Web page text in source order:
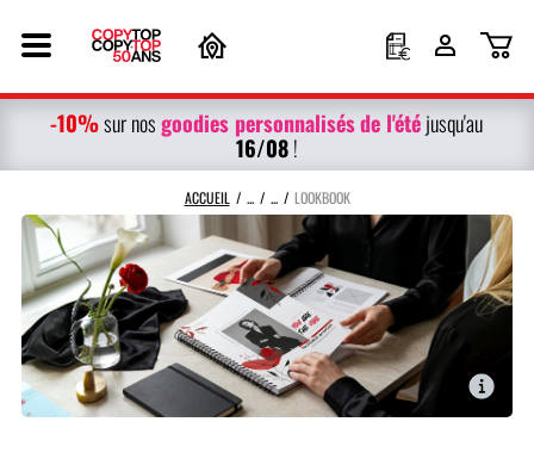
-10%sur nosgoodies personnalisésde l'étéjusqu'au
16/08!
ACCUEIL LOOKBOOK